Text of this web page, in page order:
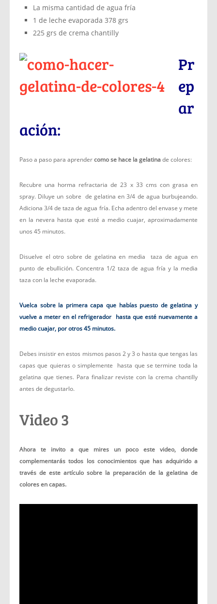
La misma cantidad de agua fría
1 de leche evaporada 378 grs
225 grs de crema chantilly
Pr
ep
ar
ación:
Paso a paso para aprendercomo se hace la gelatinade colores:
Recubre una horma refractaria de 23 x 33 cms con grasa en
spray. Diluye un sobre de gelatina en 3/4 de agua burbujeando.
Adiciona 3/4 de taza de agua fría. Echa adentro del envase y mete
en la nevera hasta que esté a medio cuajar, aproximadamente
unos 45 minutos.
Disuelve el otro sobre de gelatina en media taza de agua en
punto de ebullición. Concentra 1/2 taza de agua fría y la media
taza con la leche evaporada.
Vuelca sobre la primera capa que habías puesto de gelatina y
vuelve a meter en el refrigerador hasta que esté nuevamente a
medio cuajar, porotros 45 minutos.
Debes insistir en estos mismos pasos 2 y 3 o hasta que tengas las
capas que quieras o simplemente hasta que se termine toda la
gelatina que tienes. Para finalizar reviste con la crema chantilly
antes de degustarlo.
Video 3
Ahora te invito a que mires un poco este video, donde
complementarás todos los conocimientos que has adquirido a
través de este artículo sobre la preparación de la gelatina de
colores en capas.